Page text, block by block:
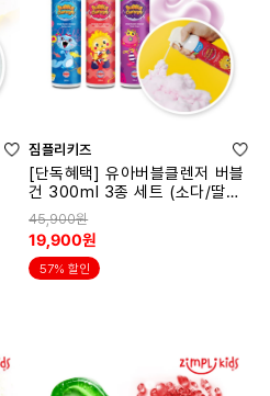
짐플리키즈
[단독혜택] 유아버블클렌저 버블
건 300ml 3종 세트 (소다/딸기/
포도)
45,900원
19,900원
57% 할인